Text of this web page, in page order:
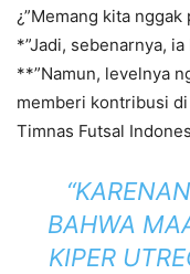
¿”Memang kita
*”Jadi, sebenarnya,
**”Namun, levelnya
memberi kontribusi
Timnas Futsal
BAHWA
KIPER